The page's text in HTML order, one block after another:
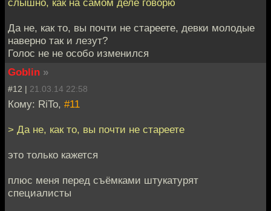
Да не, как то, вы почти не стареете, девки молодые
наверно так и лезут?
Голос не не особо изменился
Goblin »
#12 | 21.03.14 22:58
Кому: RiTo, #11
> Да не, как то, вы почти не стареете
это только кажется
плюс меня перед съёмками штукатурят
специалисты